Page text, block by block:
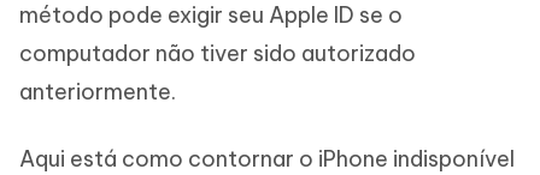
método pode exigir seu Apple ID se o
computador não tiver sido autorizado
anteriormente.
Aqui está como contornar o iPhone indisponível